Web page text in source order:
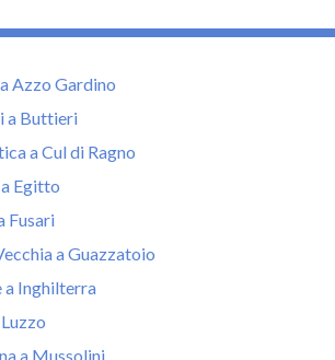
Azzo Gardino
a Buttieri
a Cul di Ragno
Egitto
Fusari
a Guazzatoio
a Inghilterra
a Mussolini